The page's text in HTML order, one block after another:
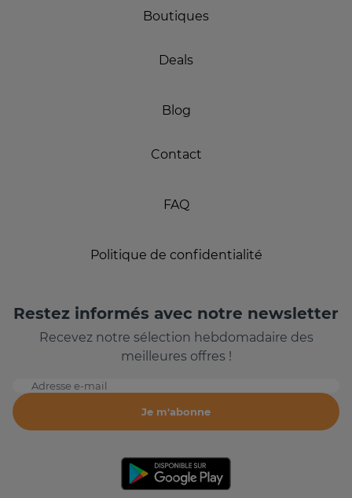
Boutiques
Deals
Blog
Contact
FAQ
Politique de confidentialité
Restez informés avec notre newsletter
Recevez notre sélection hebdomadaire des
meilleures offres !
Adresse e-mail
Je m'abonne